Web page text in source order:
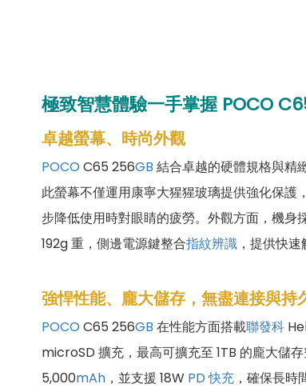
極致智慧體驗一手掌握 POCO
卓越螢幕、時尚外觀
POCO C65 256GB 結合卓越的硬體規格與精
此螢幕不僅運用康寧大猩猩玻璃提供強化保護
步降低使用時對眼睛的疲勞。外觀方面，機身
192g 重，側邊電源鍵整合指紋辨識 ，提供快
強悍性能、龐大儲存，無盡連接與持
POCO C65 256GB 在性能方面搭載聯發科
microSD 擴充，最高可擴充至 1TB 的龐大儲
5,000mAh ，並支援 18W PD 快充 ，確保長時